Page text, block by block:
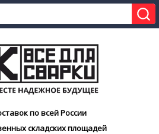
по всей России
складских площадей